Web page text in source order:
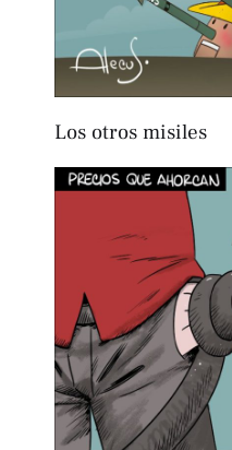
Los otros misiles